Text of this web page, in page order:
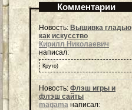
Комментарии
Новость: Вышивка гладью
как искусство
Кирилл Николаевич
написал:
Круто)
Новость: Флэш игры и
флэш сайты
magama написал: